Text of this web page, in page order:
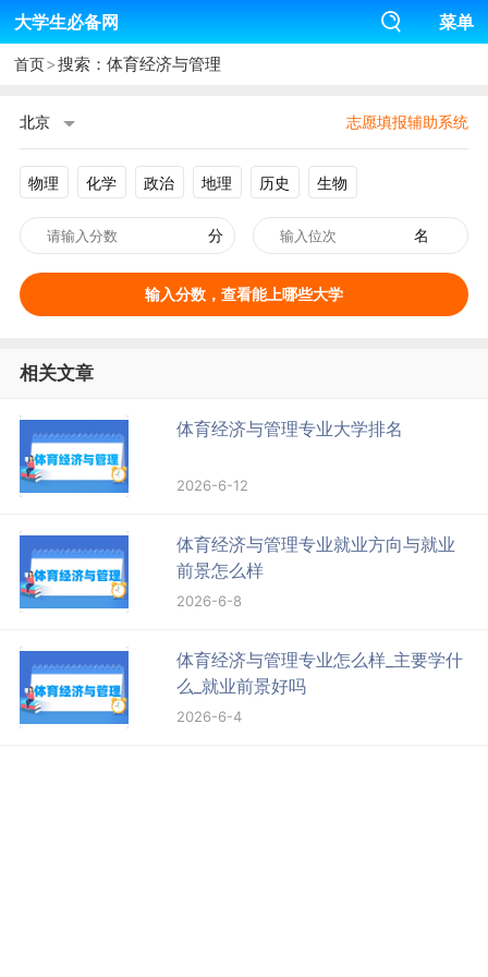
大学生必备网 菜单
首页>搜索：体育经济与管理
北京 志愿填报辅助系统
物理 化学 政治 地理 历史 生物
分 名
输入分数，查看能上哪些大学
相关文章
体育经济与管理专业大学排名
2026-6-12
体育经济与管理专业就业方向与就业
前景怎么样
2026-6-8
体育经济与管理专业怎么样_主要学什
么_就业前景好吗
2026-6-4